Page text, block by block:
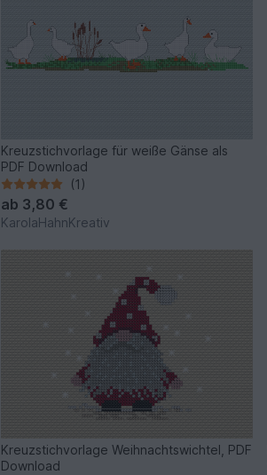
Kreuzstichvorlage für weiße Gänse als
PDF Download
(1)
ab 3,80 €
KarolaHahnKreativ
Kreuzstichvorlage Weihnachtswichtel, PDF
Download